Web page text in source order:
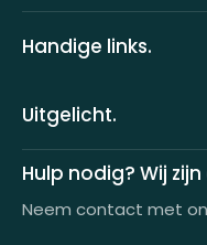
Handige links.
FAQ
Demo aanvragen
Uitgelicht.
Looff
Hulp nodig? Wij
Neem contact met